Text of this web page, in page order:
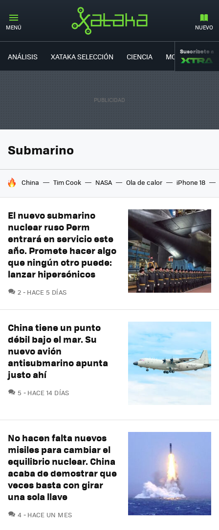
MENÚ NUEVO
ANÁLISIS XATAKA SELECCIÓN CIENCIA MOVILIDAD
Suscríbete a
Submarino
HOY SE HABLA DE
China Tim Cook NASA Ola de calor iPhone 18
El nuevo submarino
nuclear ruso Perm
entrará en servicio este
año. Promete hacer algo
que ningún otro puede:
lanzar hipersónicos
2 COMENTARIOS
HACE 5 DÍAS
China tiene un punto
débil bajo el mar. Su
nuevo avión
antisubmarino apunta
justo ahí
5 COMENTARIOS
HACE 14 DÍAS
No hacen falta nuevos
misiles para cambiar el
equilibrio nuclear. China
acaba de demostrar que
veces basta con girar
una sola llave
4 COMENTARIOS
HACE UN MES